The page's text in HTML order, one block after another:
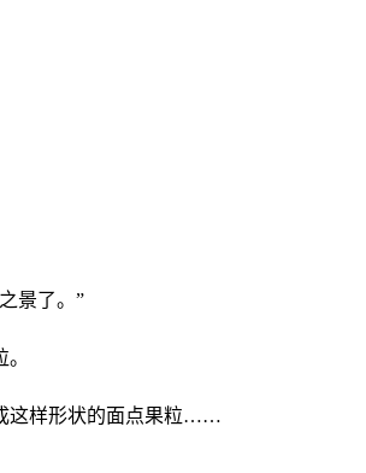
景了。”
这样形状的面点果粒……